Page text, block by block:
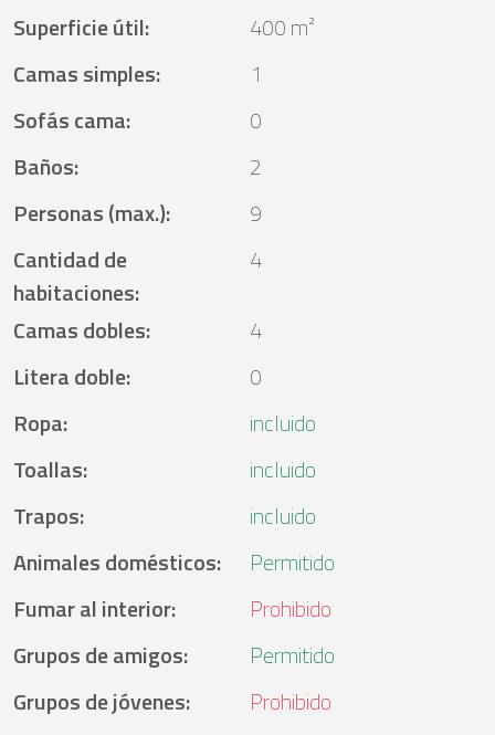
Superficie útil:
400 m²
Camas simples:
1
Sofás cama:
0
Baños:
2
Personas (max.):
9
Cantidad de
habitaciones:
4
Camas dobles:
4
Litera doble:
0
Ropa:
incluido
Toallas:
incluido
Trapos:
incluido
Animales domésticos:
Permitido
Fumar al interior:
Prohibido
Grupos de amigos:
Permitido
Grupos de jóvenes: Prohibido